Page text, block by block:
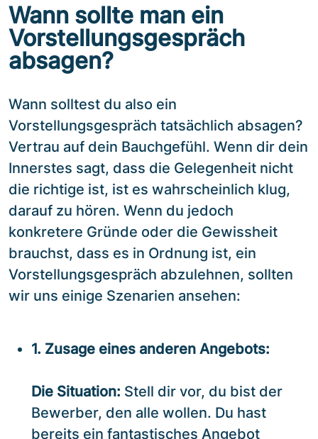
Wann sollte man ein
Vorstellungsgespräch
absagen?
Wann solltest du also ein
Vorstellungsgespräch tatsächlich absagen?
Vertrau auf dein Bauchgefühl. Wenn dir dein
Innerstes sagt, dass die Gelegenheit nicht
die richtige ist, ist es wahrscheinlich klug,
darauf zu hören. Wenn du jedoch
konkretere Gründe oder die Gewissheit
brauchst, dass es in Ordnung ist, ein
Vorstellungsgespräch abzulehnen, sollten
wir uns einige Szenarien ansehen:
1. Zusage eines anderen Angebots:
Die Situation: Stell dir vor, du bist der
Bewerber, den alle wollen. Du hast
bereits ein fantastisches Angebot